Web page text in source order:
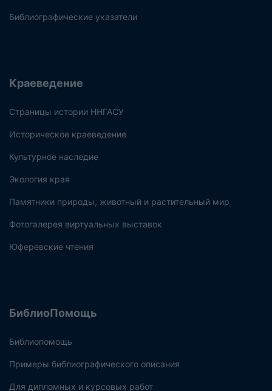
Библиографические указатели
Краеведение
Страницы истории ННГАСУ
Историческое краеведение
Культурное наследие
Экология края
Памятники природы, животный и растительный мир
Фотогалерея виртуальных выставок
Юферевские чтения
БиблиоПомощь
Библиопомощь
Примеры библиографического описания
Для дипломных и курсовых работ